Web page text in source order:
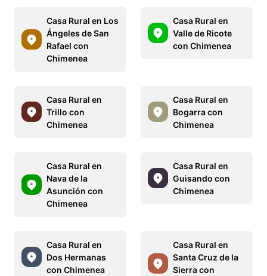
Casa Rural en Los
Ángeles de San
Rafael con
Chimenea
Casa Rural en
Valle de Ricote
con Chimenea
Casa Rural en
Trillo con
Chimenea
Casa Rural en
Bogarra con
Chimenea
Casa Rural en
Nava de la
Asunción con
Chimenea
Casa Rural en
Guisando con
Chimenea
Casa Rural en
Dos Hermanas
con Chimenea
Casa Rural en
Santa Cruz de la
Sierra con